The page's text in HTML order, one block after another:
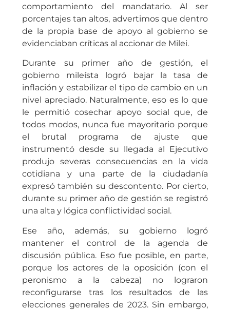
comportamiento del mandatario. Al ser
porcentajes tan altos, advertimos que dentro
de la propia base de apoyo al gobierno se
evidenciaban críticas al accionar de Milei.
Durante su primer año de gestión, el
gobierno mileísta logró bajar la tasa de
inflación y estabilizar el tipo de cambio en un
nivel apreciado. Naturalmente, eso es lo que
le permitió cosechar apoyo social que, de
todos modos, nunca fue mayoritario porque
el brutal programa de ajuste que
instrumentó desde su llegada al Ejecutivo
produjo severas consecuencias en la vida
cotidiana y una parte de la ciudadanía
expresó también su descontento. Por cierto,
durante su primer año de gestión se registró
una alta y lógica conflictividad social.
Ese año, además, su gobierno logró
mantener el control de la agenda de
discusión pública. Eso fue posible, en parte,
porque los actores de la oposición (con el
peronismo a la cabeza) no lograron
reconfigurarse tras los resultados de las
elecciones generales de 2023. Sin embargo,